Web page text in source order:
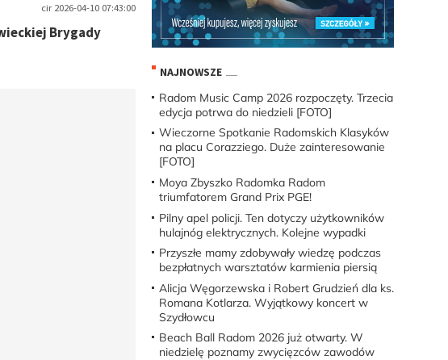
cir 2026-04-10 07:43:00
Brygady
NAJNOWSZE
Radom Music Camp 2026 rozpoczęty. Trzecia
edycja potrwa do niedzieli [FOTO]
Wieczorne Spotkanie Radomskich Klasyków
na placu Corazziego. Duże zainteresowanie
[FOTO]
Moya Zbyszko Radomka Radom
triumfatorem Grand Prix PGE!
Pilny apel policji. Ten dotyczy użytkowników
hulajnóg elektrycznych. Kolejne wypadki
Przyszłe mamy zdobywały wiedzę podczas
bezpłatnych warsztatów karmienia piersią
Alicja Węgorzewska i Robert Grudzień dla ks.
Romana Kotlarza. Wyjątkowy koncert w
Szydłowcu
Beach Ball Radom 2026 już otwarty. W
niedzielę poznamy zwycięzców zawodów